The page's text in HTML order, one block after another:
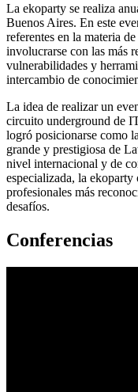
La ekoparty se realiza
Buenos Aires. En este
referentes en la materia
involucrarse con las más
vulnerabilidades y
intercambio de
La idea de realizar un
circuito underground de
logró posicionarse como
grande y prestigiosa de
nivel internacional y de
especializada, la
profesionales más
desafíos.
Conferencias